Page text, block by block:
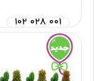
۱۰۲ ۰۲۸ ۰۰۱